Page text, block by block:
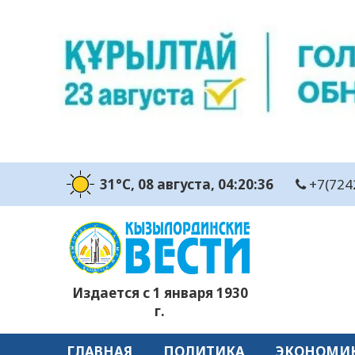
31°C, 08 августа, 04:20:37
Издается с 1 января 1930
г.